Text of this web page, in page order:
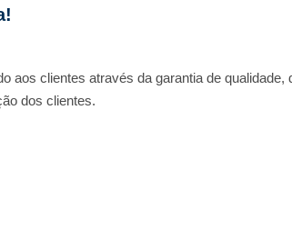
aos clientes através da garantia de
dos clientes.